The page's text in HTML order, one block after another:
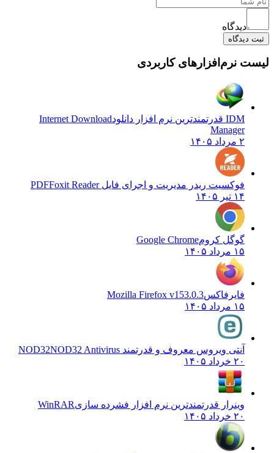
دیدگاه
ثبت دیدگاه
لیست نرم‌افزارهای کاربردی
IDM قدرتمندترین نرم افزار دانلود
Internet Download
Manager
۲ مرداد ۱۴۰۵
فوکسیت ریدر مدیریت و اجرای فایل PDFFoxit Reader
۱۴ تیر ۱۴۰۵
گوگل کرومGoogle Chrome
۱۵ مرداد ۱۴۰۵
فایرفاکسMozilla Firefox v153.0.3
۱۵ مرداد ۱۴۰۵
آنتی ویروس معروف و قدرتمند NOD32 NOD32 Antivirus
۲۰ خرداد ۱۴۰۵
وینرار قدرتمندترین نرم افزار فشرده سازیWinRAR
۲۰ خرداد ۱۴۰۵